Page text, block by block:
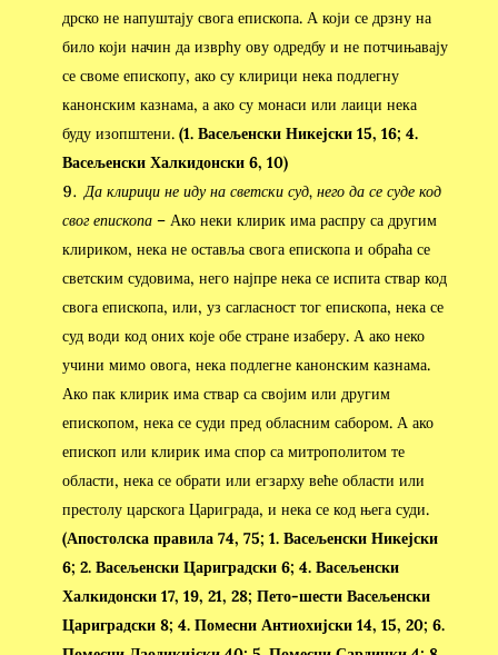
дрско не напуштају свога епископа. А који се дрзну на
било који начин да изврћу ову одредбу и не потчињавају
се своме епископу, ако су клирици нека подлегну
канонским казнама, а ако су монаси или лаици нека
буду изопштени. (1. Васељенски Никејски 15, 16; 4.
Васељенски Халкидонски 6, 10)
Да клирици не иду на светски суд, него да се суде код
свог епископа– Ако неки клирик има распру са другим
клириком, нека не оставља свога епископа и обраћа се
светским судовима, него најпре нека се испита ствар код
свога епископа, или, уз сагласност тог епископа, нека се
суд води код оних које обе стране изаберу. А ако неко
учини мимо овога, нека подлегне канонским казнама.
Ако пак клирик има ствар са својим или другим
епископом, нека се суди пред обласним сабором. А ако
епископ или клирик има спор са митрополитом те
области, нека се обрати или егзарху веће области или
престолу царскога Цариграда, и нека се код њега суди.
(Апостолска правила 74, 75; 1. Васељенски Никејски
6; 2. Васељенски Цариградски 6; 4. Васељенски
Халкидонски 17, 19, 21, 28; Пето-шести Васељенски
Цариградски 8; 4. Помесни Антиохијски 14, 15, 20; 6.